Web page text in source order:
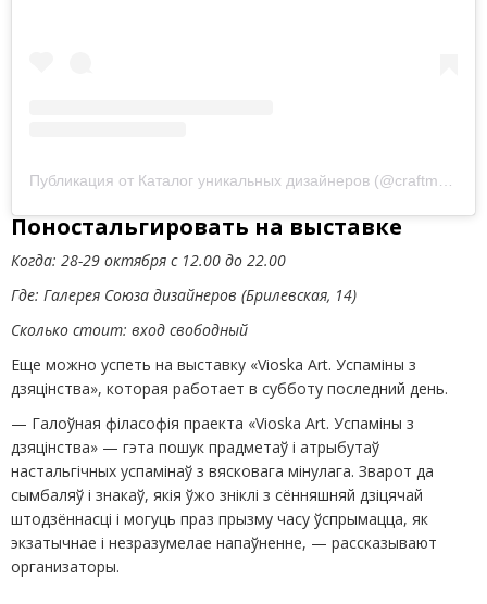
Публикация от Каталог уникальных дизайнеров (@craftmall_by)
Поностальгировать на выставке
Когда: 28-29 октября с 12.00 до 22.00
Где: Галерея Союза дизайнеров (Брилевская, 14)
Сколько стоит: вход свободный
Еще можно успеть на выставку «Vioska Art. Успаміны з
дзяцінства», которая работает в субботу последний день.
— Галоўная філасофія праекта «Vioska Art. Успаміны з
дзяцінства» — гэта пошук прадметаў і атрыбутаў
настальгічных успамінаў з вясковага мінулага. Зварот да
сымбаляў і знакаў, якія ўжо зніклі з сённяшняй дзіцячай
штодзённасці і могуць праз прызму часу ўспрымацца, як
экзатычнае і незразумелае напаўненне, — рассказывают
организаторы.